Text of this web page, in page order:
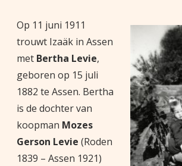
Op 11 juni 1911
trouwt Izaäk in Assen
met Bertha Levie,
geboren op 15 juli
1882 te Assen. Bertha
is de dochter van
koopman Mozes
Gerson Levie (Roden
1839 – Assen 1921)